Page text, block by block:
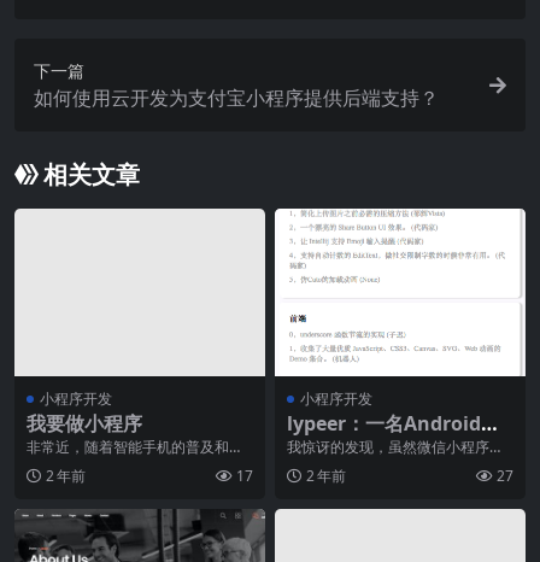
下一篇
如何使用云开发为支付宝小程序提供后端支持？
相关文章
小程序开发
我要做小程序
非常近，随着智能手机的普及和移
动互联网的发展，小程序日渐成为
了人们生活的一部分。
2 年前 17
小程序开发
lypeer：一名Android开
发者的微信小程序填坑之
路《下》
我惊讶的发现，虽然微信小程序里
面没有 ducument ， window 的概
念 2 年前 27